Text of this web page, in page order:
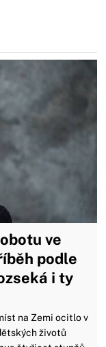
ve
podle
i ty
na Zemi ocitlo v
životů